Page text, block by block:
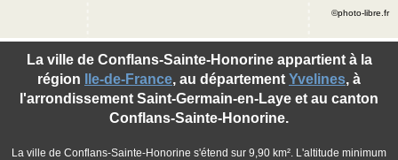
La ville de Conflans-Sainte-Honorine appartient à la
région
Ile-de-France, au département Yvelines, à
l'arrondissement Saint-Germain-en-Laye et au canton
Conflans-Sainte-Honorine.
La ville de Conflans-Sainte-Honorine s'étend sur 9,90 km². L'altitude minimum
©photo-libre.fr